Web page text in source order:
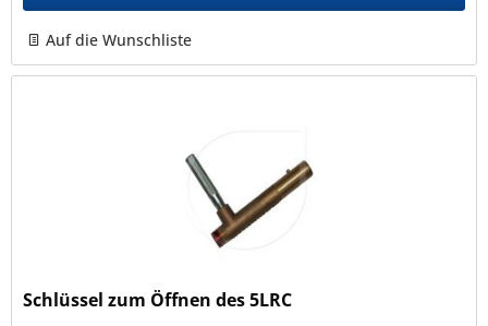
Auf die Wunschliste
Schlüssel zum Öffnen des 5LRC